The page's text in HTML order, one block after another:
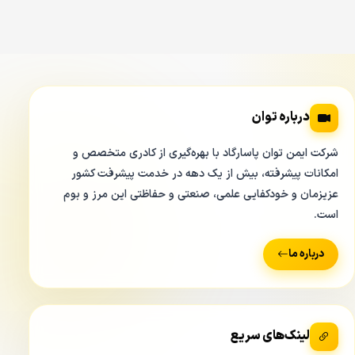
ها و ویلا ها استفاده نمود.
قابلیت AI coding در دوربین HFW2449S S IL
درباره توان
شرکت ایمن توان پاسارگاد با بهره‌گیری از کادری متخصص و
امکانات پیشرفته، بیش از یک دهه در خدمت پیشرفت کشور
عزیزمان و خودکفایی علمی، صنعتی و حفاظتی این مرز و بوم
است.
درباره ما
لینک‌های سریع